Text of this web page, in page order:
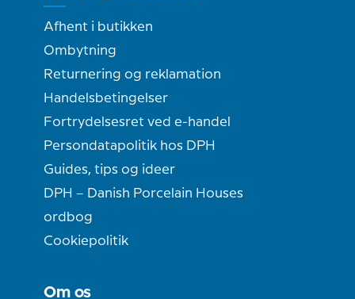
Afhent i butikken
Ombytning
Returnering og reklamation
Handelsbetingelser
Fortrydelsesret ved e-handel
Persondatapolitik hos DPH
Guides, tips og ideer
DPH – Danish Porcelain Houses
ordbog
Cookiepolitik
Om os